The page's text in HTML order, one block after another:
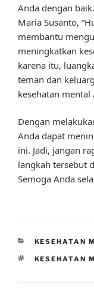
Anda dengan
Maria Susanto,
membantu
meningkatkan
karena itu,
teman dan
kesehatan mental
Dengan
Anda dapat
ini. Jadi, jangan
langkah tersebut
Semoga Anda
CATEGORIES
KESEHATAN
TAGS
KESEHATAN